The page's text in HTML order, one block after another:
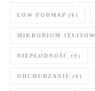
LOW FODMAP (6)
MIKROBIOM
NIEPŁODNOŚĆ (9)
ODCHUDZANIE (6)